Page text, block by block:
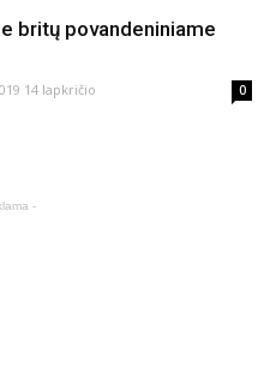
britų povandeniniame
14 lapkričio 0
-